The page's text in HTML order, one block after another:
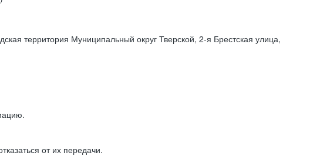
территория Муниципальный округ Тверской, 2-я Брестская улица,
от их передачи.